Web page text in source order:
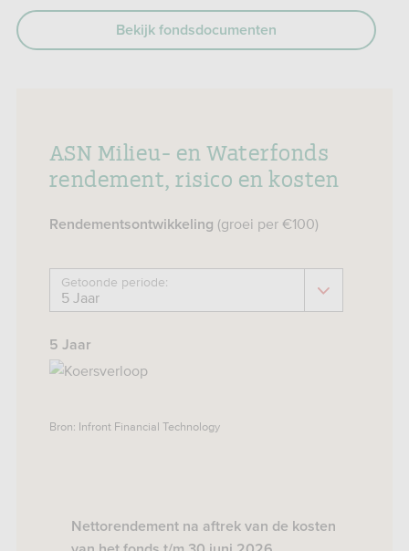
Bekijk fondsdocumenten
ASN Milieu- en Waterfonds
rendement, risico en kosten
Rendementsontwikkeling (groei per €100)
Getoonde periode:
5 Jaar
Bron: Infront Financial Technology
Nettorendement na aftrek van de kosten